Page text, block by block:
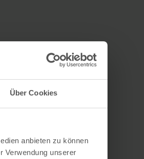
Über Cookies
anbieten zu können
Verwendung unserer